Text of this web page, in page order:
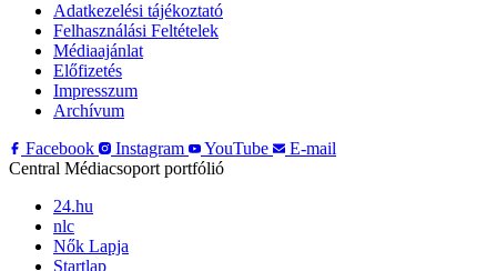
Adatkezelési tájékoztató
Felhasználási Feltételek
Médiaajánlat
Előfizetés
Impresszum
Archívum
Facebook
Instagram YouTube
E-mail
Central Médiacsoport portfólió
24.hu
nlc
Nők Lapja
Startlap